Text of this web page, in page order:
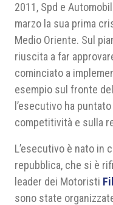
2011, Spd e
marzo la sua prima
Medio Oriente. Sul
riuscita a far
cominciato a
esempio sul fronte
l’esecutivo ha
competitività e sulla
L’esecutivo è nato in
repubblica, che si è
leader dei Motoristi
sono state